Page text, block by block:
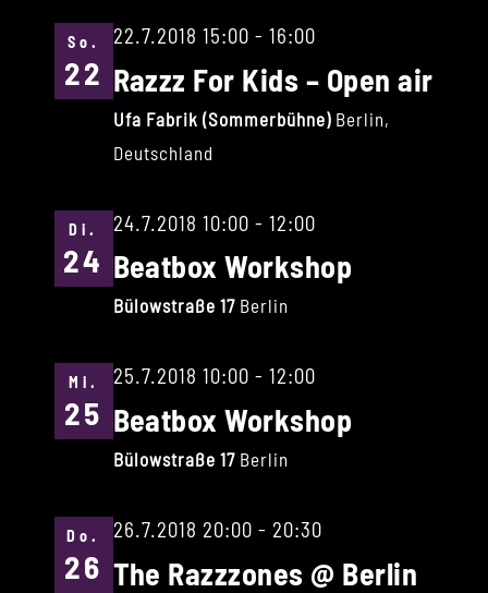
So.
22
22.7.2018 15:00 - 16:00
Razzz For Kids – Open air
Ufa Fabrik (Sommerbühne) Berlin,
Deutschland
Di.
24
24.7.2018 10:00 - 12:00
Beatbox Workshop
Bülowstraße 17 Berlin
Mi.
25
25.7.2018 10:00 - 12:00
Beatbox Workshop
Bülowstraße 17 Berlin
Do.
26
26.7.2018 20:00 - 20:30
The Razzzones @ Berlin